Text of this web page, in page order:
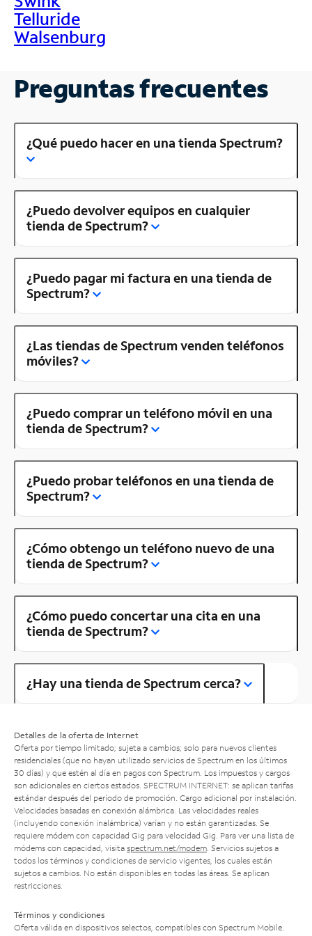
Telluride
Walsenburg
Preguntas frecuentes
¿Qué puedo hacer en una tienda Spectrum?
¿Puedo devolver equipos en cualquier
tienda de Spectrum?
¿Puedo pagar mi factura en una tienda de
Spectrum?
¿Las tiendas de Spectrum venden teléfonos
móviles?
¿Puedo comprar un teléfono móvil en una
tienda de Spectrum?
¿Puedo probar teléfonos en una tienda de
Spectrum?
¿Cómo obtengo un teléfono nuevo de una
tienda de Spectrum?
¿Cómo puedo concertar una cita en una
tienda de Spectrum?
¿Hay una tienda de Spectrum cerca?
Detalles de la oferta de Internet
Oferta por tiempo limitado; sujeta a cambios; solo para nuevos clientes
residenciales (que no hayan utilizado servicios de Spectrum en los últimos
30 días) y que estén al día en pagos con Spectrum. Los impuestos y cargos
son adicionales en ciertos estados. SPECTRUM INTERNET: se aplican tarifas
estándar después del período de promoción. Cargo adicional por instalación.
Velocidades basadas en conexión alámbrica. Las velocidades reales
(incluyendo conexión inalámbrica) varían y no están garantizadas. Se
requiere módem con capacidad Gig para velocidad Gig. Para ver una lista de
módems con capacidad, visita spectrum.net/modem . Servicios sujetos a
todos los términos y condiciones de servicio vigentes, los cuales están
sujetos a cambios. No están disponibles en todas las áreas. Se aplican
restricciones.
Términos y condiciones
Oferta válida en dispositivos selectos, compatibles con Spectrum Mobile.